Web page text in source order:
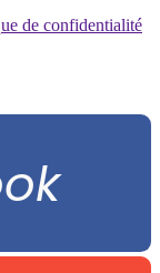
de confidentialité